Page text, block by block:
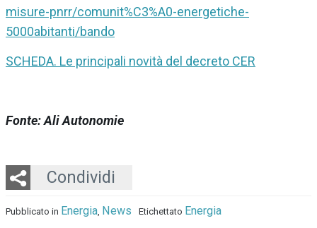
misure-pnrr/comunit%C3%A0-energetiche-
5000abitanti/bando
SCHEDA. Le principali novità del decreto CER
Fonte: Ali Autonomie
Condividi
Twitter
LinkedIn
Email
Whatsapp
Pubblicato in Energia, News Etichettato Energia